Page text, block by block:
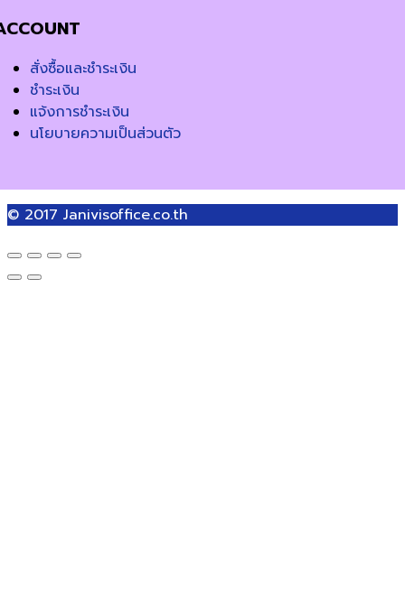
สั่งซื้อและชำระเงิน
ชำระเงิน
แจ้งการชำระเงิน
นโยบายความเป็นส่วนตัว
© 2017 Janivisoffice.co.th